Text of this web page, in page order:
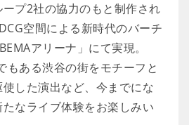
プ2社の協力のもと制作され
空間による新時代のバーチ
アリーナ」にて実現。
もある渋谷の街をモチーフと
使した演出など、今までにな
なライブ体験をお楽しみい